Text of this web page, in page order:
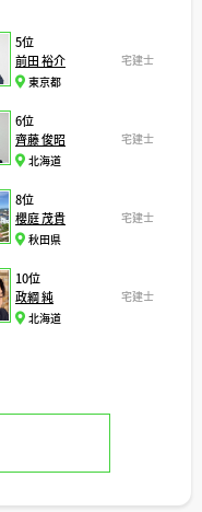
5位
前田 裕介
宅建士
東京都
6位
齊藤 俊昭
宅建士
北海道
8位
櫻庭 茂貴
宅建士
秋田県
10位
政綱 純
宅建士
北海道